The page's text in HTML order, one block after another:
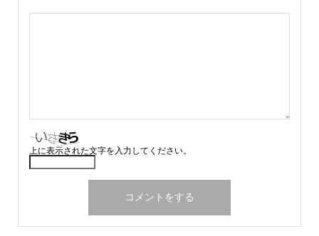
上に表示された文字を入力してください。